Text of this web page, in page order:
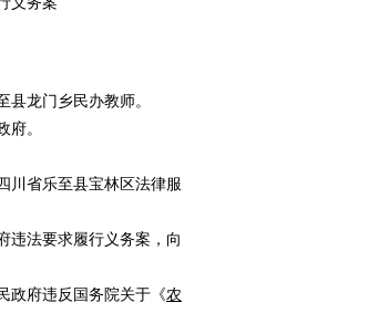
龙门乡民办教师。
。
省乐至县宝林区法律服
法要求履行义务案，向
府违反国务院关于《农